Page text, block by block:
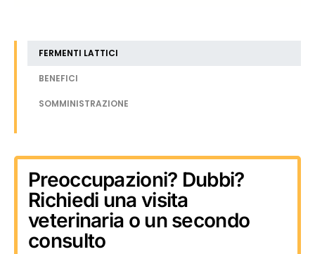
FERMENTI LATTICI
BENEFICI
SOMMINISTRAZIONE
Preoccupazioni? Dubbi?
Richiedi una visita
veterinaria o un secondo
consulto